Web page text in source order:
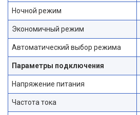
Ночной режим
Экономичный режим
Автоматический выбор режима
Параметры подключения
Напряжение питания
Частота тока